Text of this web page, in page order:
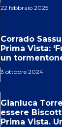
22 febbraio 2025
Corrado
Prima Vista:
un
3 ottobre 2024
Gianluca
essere
Prima Vista.